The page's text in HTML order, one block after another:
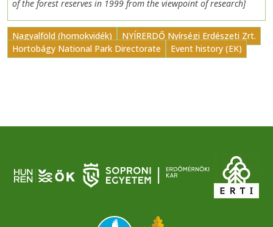
of the forest reserves in 1999 from the viewpoint of research]
Nagyalföld (homokvidék)
NYÍRERDŐ Nyírségi Erdészeti Zrt.
Hortobágy National Park Directorate
Event history (EK)